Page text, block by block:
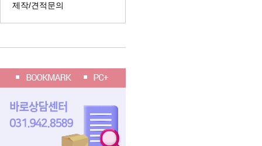
제작/견적문의